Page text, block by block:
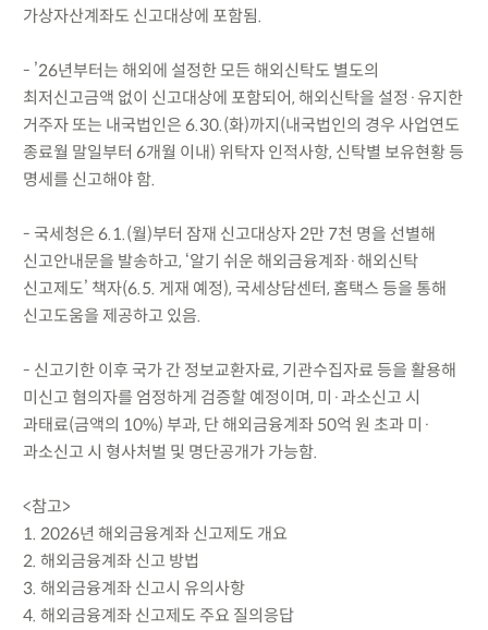
가상자산계좌도 신고대상에 포함됨.
- ’26년부터는 해외에 설정한 모든 해외신탁도 별도의
최저신고금액 없이 신고대상에 포함되어, 해외신탁을 설정·유지한
거주자 또는 내국법인은 6.30.(화)까지(내국법인의 경우 사업연도
종료월 말일부터 6개월 이내) 위탁자 인적사항, 신탁별 보유현황 등
명세를 신고해야 함.
- 국세청은 6.1.(월)부터 잠재 신고대상자 2만 7천 명을 선별해
신고안내문을 발송하고, ‘알기 쉬운 해외금융계좌·해외신탁
신고제도’ 책자(6.5. 게재 예정), 국세상담센터, 홈택스 등을 통해
신고도움을 제공하고 있음.
- 신고기한 이후 국가 간 정보교환자료, 기관수집자료 등을 활용해
미신고 혐의자를 엄정하게 검증할 예정이며, 미·과소신고 시
과태료(금액의 10%) 부과, 단 해외금융계좌 50억 원 초과 미·
과소신고 시 형사처벌 및 명단공개가 가능함.
<참고>
1. 2026년 해외금융계좌 신고제도 개요
2. 해외금융계좌 신고 방법
3. 해외금융계좌 신고시 유의사항
4. 해외금융계좌 신고제도 주요 질의응답